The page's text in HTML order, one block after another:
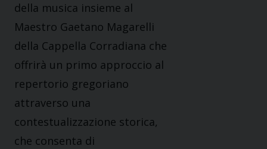
della musica insieme al
Maestro Gaetano Magarelli
della Cappella Corradiana che
offrirà un primo approccio al
repertorio gregoriano
attraverso una
contestualizzazione storica,
che consenta di